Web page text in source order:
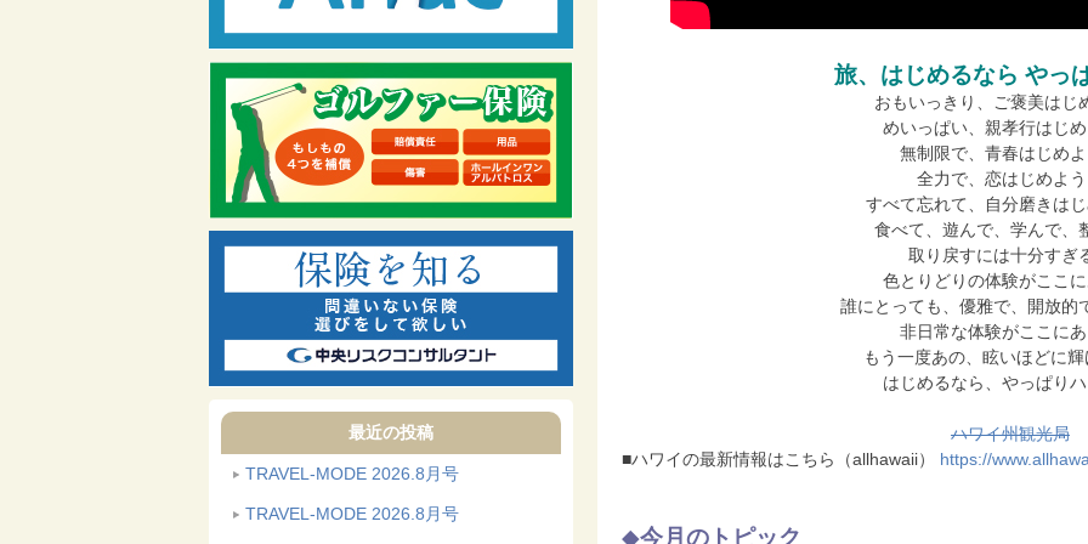
最近の投稿
TRAVEL-MODE 2026.8月号
TRAVEL-MODE 2026.8月号
旅、はじめるなら やっ
おもいっきり、ご褒美はじ
めいっぱい、親孝行はじ
無制限で、青春はじめ
全力で、恋はじめよ
すべて忘れて、自分磨きは
食べて、遊んで、学んで、
取り戻すには十分すぎ
色とりどりの体験がここ
誰にとっても、優雅で、開放的
非日常な体験がここに
もう一度あの、眩いほどに
はじめるなら、やっぱり
ハワイ州観光局
■ハワイの最新情報はこちら（allhawaii） https://
◆今月のトピック